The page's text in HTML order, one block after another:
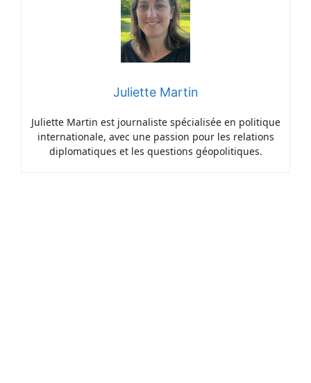
Juliette Martin
Juliette Martin est journaliste spécialisée en politique
internationale, avec une passion pour les relations
diplomatiques et les questions géopolitiques.